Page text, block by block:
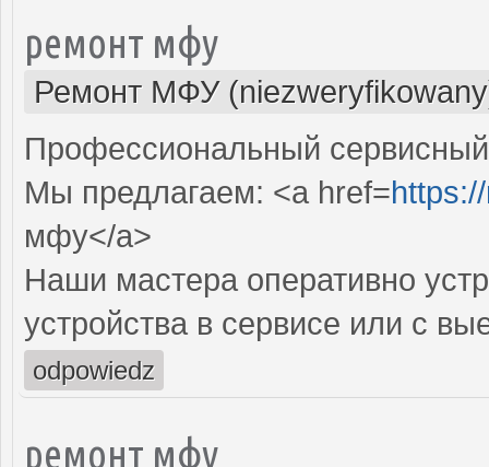
ремонт мфу
Ремонт МФУ
Профессиональный
Мы предлагаем: <a href=
мфу</a>
Наши мастера оперативно
устройства в сервисе или с
odpowiedz
ремонт мфу